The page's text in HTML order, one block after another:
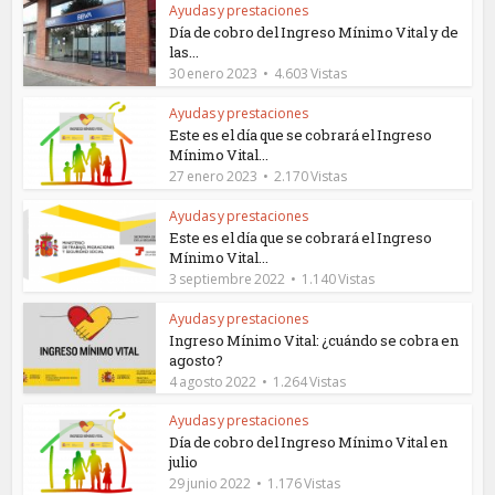
Ayudas y prestaciones
Día de cobro del Ingreso Mínimo Vital y de
las...
30 enero 2023 4.603 Vistas
Ayudas y prestaciones
Este es el día que se cobrará el Ingreso
Mínimo Vital...
27 enero 2023 2.170 Vistas
Ayudas y prestaciones
Este es el día que se cobrará el Ingreso
Mínimo Vital...
3 septiembre 2022 1.140 Vistas
Ayudas y prestaciones
Ingreso Mínimo Vital: ¿cuándo se cobra en
agosto?
4 agosto 2022 1.264 Vistas
Ayudas y prestaciones
Día de cobro del Ingreso Mínimo Vital en
julio
29 junio 2022 1.176 Vistas